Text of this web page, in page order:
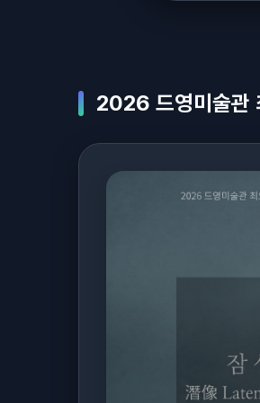
2026 드영미술관